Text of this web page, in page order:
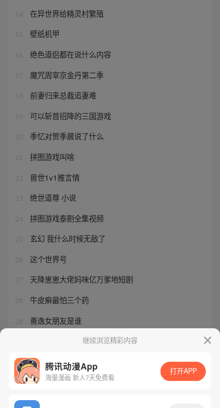
14 在异世界给精灵村繁殖
15 壁纸机甲
16 绝色道侣都在说什么内容
17 魔咒周宰京金丹第二季
18 前妻归来总裁追妻难
19 可以斩首招降的三国游戏
20 季忆对贺季晨说了什么
21 拼图游戏叫啥
22 兽世1v1推言情
23 绝世道尊 小说
24 拼图游戏泰剧全集视频
25 玄幻 我什么时候无敌了
26 这个世界号
27 天降崽崽大佬妈咪亿万爹地短剧
28 牛皮癣最怕三个药
29 善逸女朋友是谁
夫人带球跑总裁喜当爹继续浏览精彩内容
腾讯动漫App
海量漫画 新人7天免费看
打开APP